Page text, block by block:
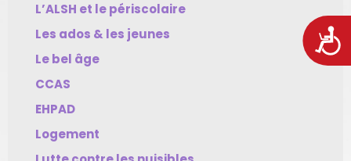
L’ALSH et le périscolaire
Les ados & les jeunes
Le bel âge
CCAS
EHPAD
Logement